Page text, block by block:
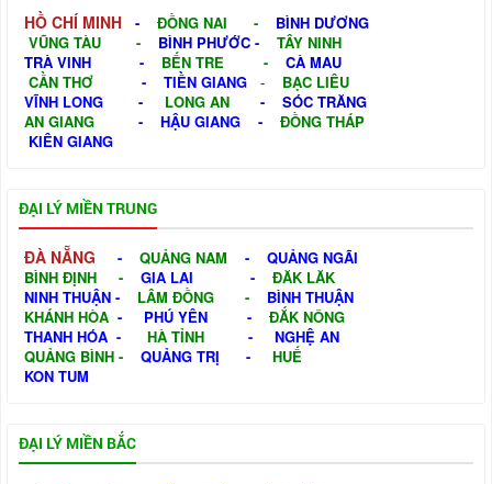
HỒ CHÍ MINH - ĐỒNG NAI - BÌNH DƯƠNG
VŨNG TÀU - BÌNH PHƯỚC - TÂY NINH
TRÀ VINH - BẾN TRE - CÀ MAU
CẦN THƠ - TIỀN GIANG - BẠC LIÊU
VĨNH LONG
- LONG AN - SÓC TRĂNG
AN GIANG
- HẬU GIANG -
ĐỒNG THÁP
KIÊN GIANG
ĐẠI LÝ MIỀN TRUNG
ĐÀ NẴNG - QUẢNG NAM - QUẢNG NGÃI
BÌNH ĐỊNH
- GIA LAI - ĐĂK LĂK
NINH THUẬN - LÂM ĐỒNG - BÌNH THUẬN
KHÁNH HÒA - PHÚ YÊN -
ĐẮK NÔNG
THANH HÓA - HÀ TỈNH -
NGHỆ AN
QUẢNG BÌNH - QUẢNG TRỊ -
HUẾ
KON TUM
ĐẠI LÝ MIỀN BẮC